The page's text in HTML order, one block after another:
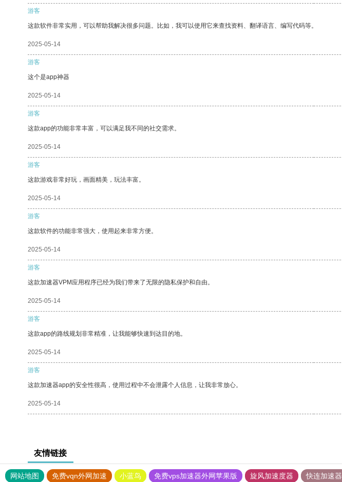
游客
这款软件非常实用，可以帮助我解决很多问题。比如，我可以使用它来查找资料、翻译语言、编写代码等。
2025-05-14
游客
这个是app神器
2025-05-14
游客
这款app的功能非常丰富，可以满足我不同的社交需求。
2025-05-14
游客
这款游戏非常好玩，画面精美，玩法丰富。
2025-05-14
游客
这款软件的功能非常强大，使用起来非常方便。
2025-05-14
游客
这款加速器VPM应用程序已经为我们带来了无限的隐私保护和自由。
2025-05-14
游客
这款app的路线规划非常精准，让我能够快速到达目的地。
2025-05-14
游客
这款加速器app的安全性很高，使用过程中不会泄露个人信息，让我非常放心。
2025-05-14
友情链接
网站地图 免费vqn外网加速 小蓝鸟 免费vps加速器外网苹果版 旋风加速度器 快连加速器